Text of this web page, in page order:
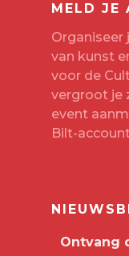
MELD JE
Organiseer
van kunst
voor de
vergroot je
event
Bilt-